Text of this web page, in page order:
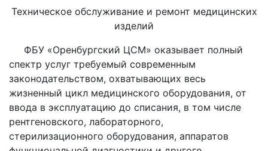
Техническое обслуживание и ремонт медицинских
изделий
ФБУ «Оренбургский ЦСМ» оказывает полный
спектр услуг требуемый современным
законодательством, охватывающих весь
жизненный цикл медицинского оборудования, от
ввода в эксплуатацию до списания, в том числе
рентгеновского, лабораторного,
стерилизационного оборудования, аппаратов